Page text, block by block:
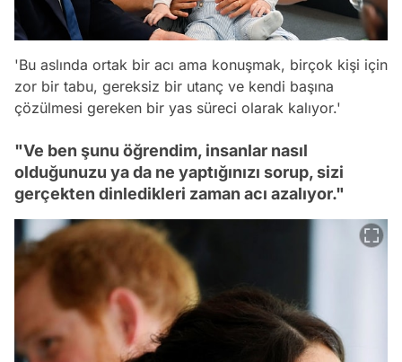
'Bu aslında ortak bir acı ama konuşmak, birçok kişi için
zor bir tabu, gereksiz bir utanç ve kendi başına
çözülmesi gereken bir yas süreci olarak kalıyor.'
"Ve ben şunu öğrendim, insanlar nasıl
olduğunuzu ya da ne yaptığınızı sorup, sizi
gerçekten dinledikleri zaman acı azalıyor."